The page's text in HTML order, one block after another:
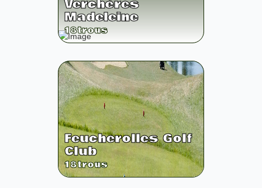
Verchères
Madeleine
18trous
Feucherolles Golf
Club
18trous